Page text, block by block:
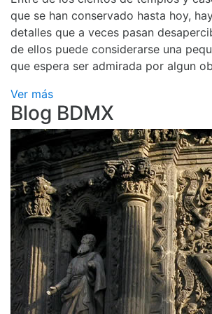
que se han conservado hasta hoy,
detalles que a veces pasan
de ellos puede considerarse una
que espera ser admirada por algun
Ver más
Blog BDMX